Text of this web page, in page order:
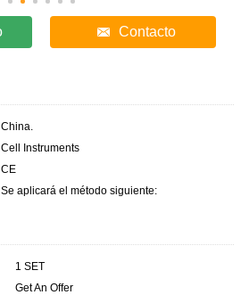
Contacto
China.
Cell Instruments
CE
Se aplicará el método siguiente:
1 SET
Get An Offer